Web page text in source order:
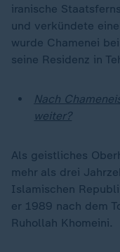
iranische
und verkündete
wurde Chamenei
seine Residenz in
Nach
weiter?
Als geistliches
mehr als drei
Islamischen
er 1989 nach dem
Ruhollah Khomeini.